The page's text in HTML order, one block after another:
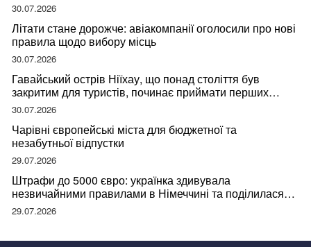
30.07.2026
Літати стане дорожче: авіакомпанії оголосили про нові
правила щодо вибору місць
30.07.2026
Гавайський острів Ніїхау, що понад століття був
закритим для туристів, починає приймати перших
відвідувачів
30.07.2026
Чарівні європейські міста для бюджетної та
незабутньої відпустки
29.07.2026
Штрафи до 5000 євро: українка здивувала
незвичайними правилами в Німеччині та поділилася
правдою
29.07.2026